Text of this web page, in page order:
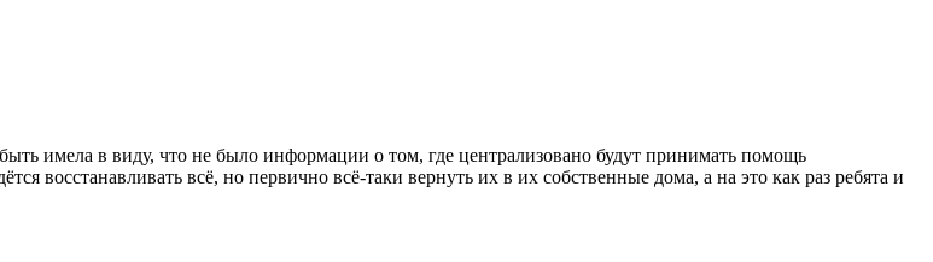
имела в виду, что не было информации о том, где централизовано будут принимать помощь
восстанавливать всё, но первично всё-таки вернуть их в их собственные дома, а на это как раз ребята и